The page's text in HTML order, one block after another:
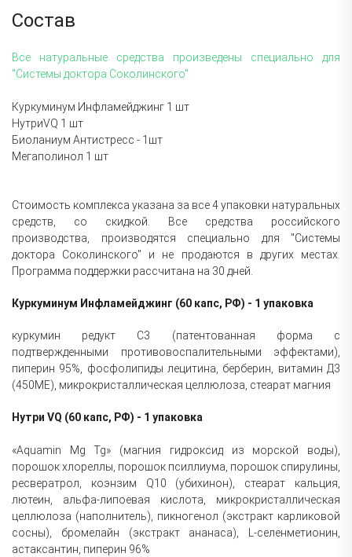
Состав
Все натуральные средства произведены специально для
"Системы доктора Соколинского"
Куркуминум Инфламейджинг 1 шт
НутриVQ 1 шт
Биоланиум Антистресс - 1шт
Мегаполинол 1 шт
Стоимость комплекса указана за все 4 упаковки натуральных
средств, со скидкой. Все средства российского
производства, производятся специально для "Системы
доктора Соколинского" и не продаются в других местах.
Программа поддержки рассчитана на 30 дней.
Куркуминум Инфламейджинг (60 капс, РФ) - 1 упаковка
куркумин редукт С3 (патентованная форма с
подтвержденными противовоспалительными эффектами),
пиперин 95%, фосфолипиды лецитина, берберин, витамин Д3
(450МЕ), микрокристаллическая целлюлоза, стеарат магния
Нутри VQ (60 капс, РФ) - 1 упаковка
«Aquamin Mg Tg» (магния гидроксид из морской воды),
порошок хлореллы, порошок псиллиума, порошок спирулины,
ресвератрол, коэнзим Q10 (убихинон), стеарат кальция,
лютеин, альфа-липоевая кислота, микрокристаллическая
целлюлоза (наполнитель), пикногенол (экстракт карликовой
сосны), бромелайн (экстракт ананаса), L-селенметионин,
астаксантин, пиперин 96%